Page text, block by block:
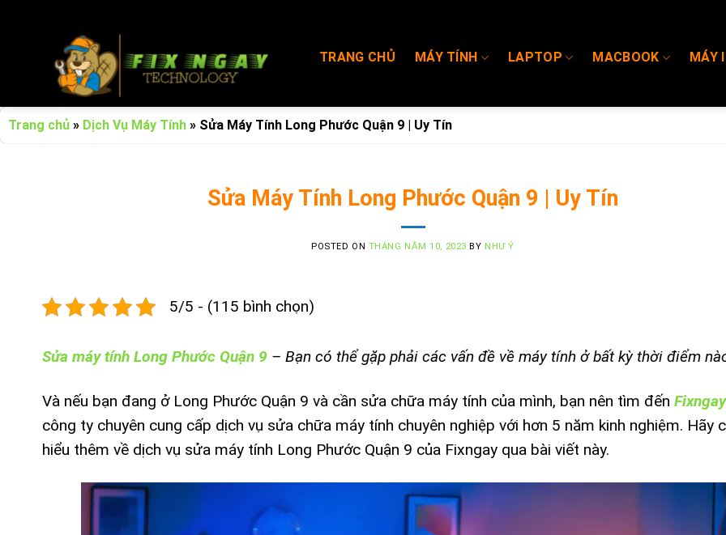
TRANG CHỦ MÁY TÍNH LAPTOP MACBOOK MÁY
Trang chủ » Dịch Vụ Máy Tính » Sửa Máy Tính Long Phước Quận 9 | Uy Tín
Sửa Máy Tính Long Phước Quận 9 | Uy Tín
POSTED ON THÁNG NĂM 10, 2023 BY NHƯ Ý
5/5 - (115 bình chọn)
Sửa máy tính Long Phước Quận 9 – Bạn có thể gặp phải các vấn đề về máy tính ở bất kỳ thời điểm
Và nếu bạn đang ở Long Phước Quận 9 và cần sửa chữa máy tính của mình, bạn nên tìm đến Fixngay
công ty chuyên cung cấp dịch vụ sửa chữa máy tính chuyên nghiệp với hơn 5 năm kinh nghiệm. Hãy
hiểu thêm về dịch vụ sửa máy tính Long Phước Quận 9 của Fixngay qua bài viết này.